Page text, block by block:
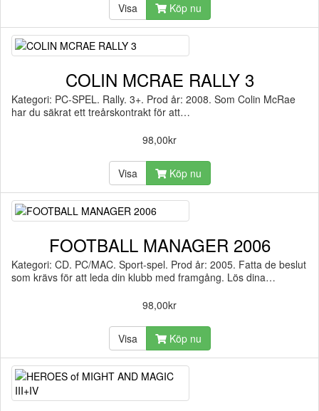
Visa Köp nu
COLIN MCRAE RALLY 3
Kategori: PC-SPEL. Rally. 3+. Prod år: 2008. Som Colin McRae
har du säkrat ett treårskontrakt för att…
98,00kr
Visa Köp nu
FOOTBALL MANAGER 2006
Kategori: CD. PC/MAC. Sport-spel. Prod år: 2005. Fatta de beslut
som krävs för att leda din klubb med framgång. Lös dina…
98,00kr
Visa Köp nu